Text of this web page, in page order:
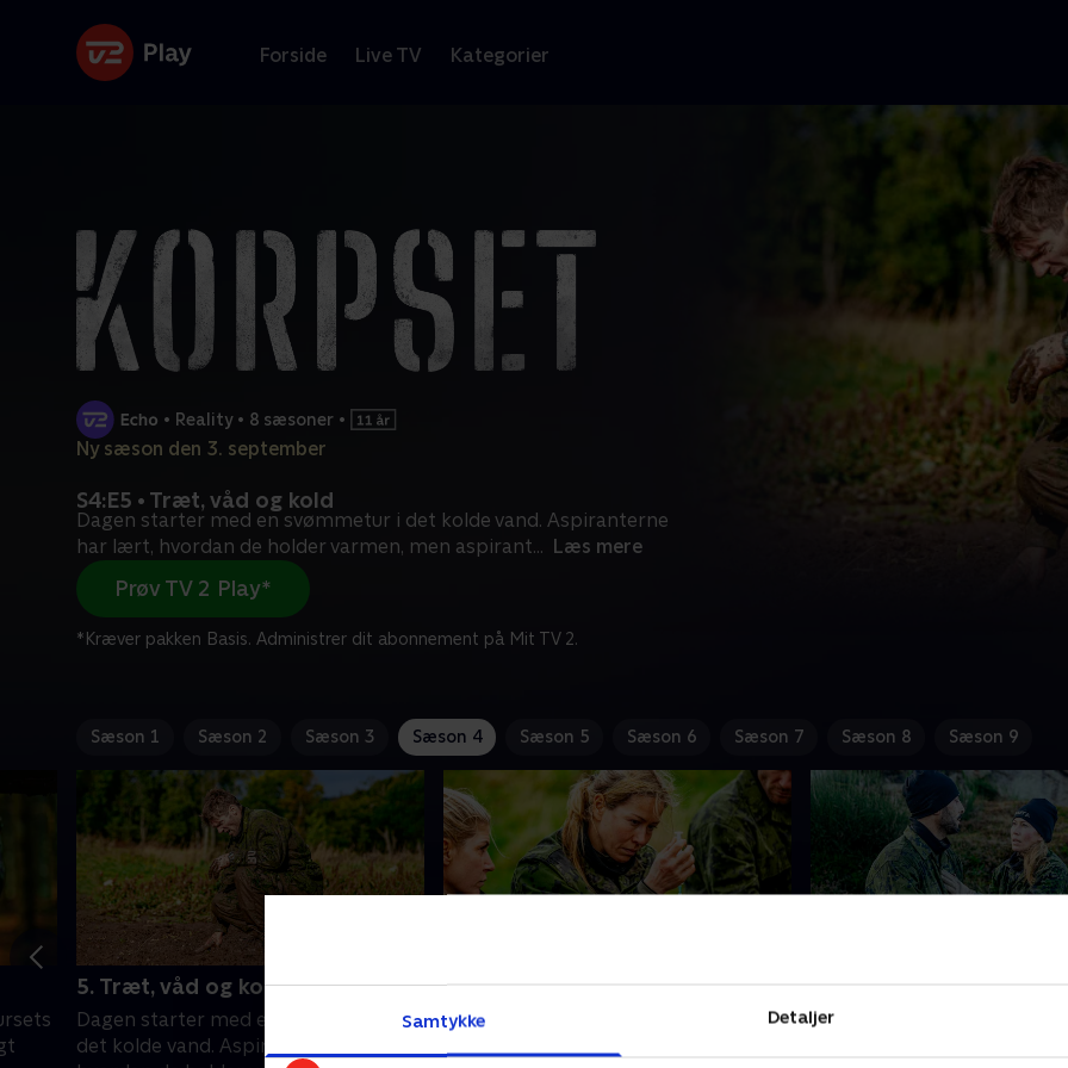
Samtykke Detaljer
Forside Live TV Kategorier
• Reality • 8 sæsoner •
Ny sæson den 3. september
S4:E5 • Træt, våd og kold
Dagen starter med en svømmetur i det kolde vand. Aspiranterne
har lært, hvordan de holder varmen, men aspirant... Læs mere
Prøv TV 2 Play*
*Kræver pakken Basis. Administrer dit abonnement på Mit TV 2.
Sæson 1 Sæson 2 Sæson 3 Sæson 4 Sæson 5 Sæson 6 Sæson 7 Sæson 8 Sæson 9
5. Træt, våd og kold
Dagen starter med en svømmetur i
det kolde vand. Aspiranterne har lært,
6. I uvished
Aspiranterne skal overvinde deres
Aspiranterne skal bevise, at